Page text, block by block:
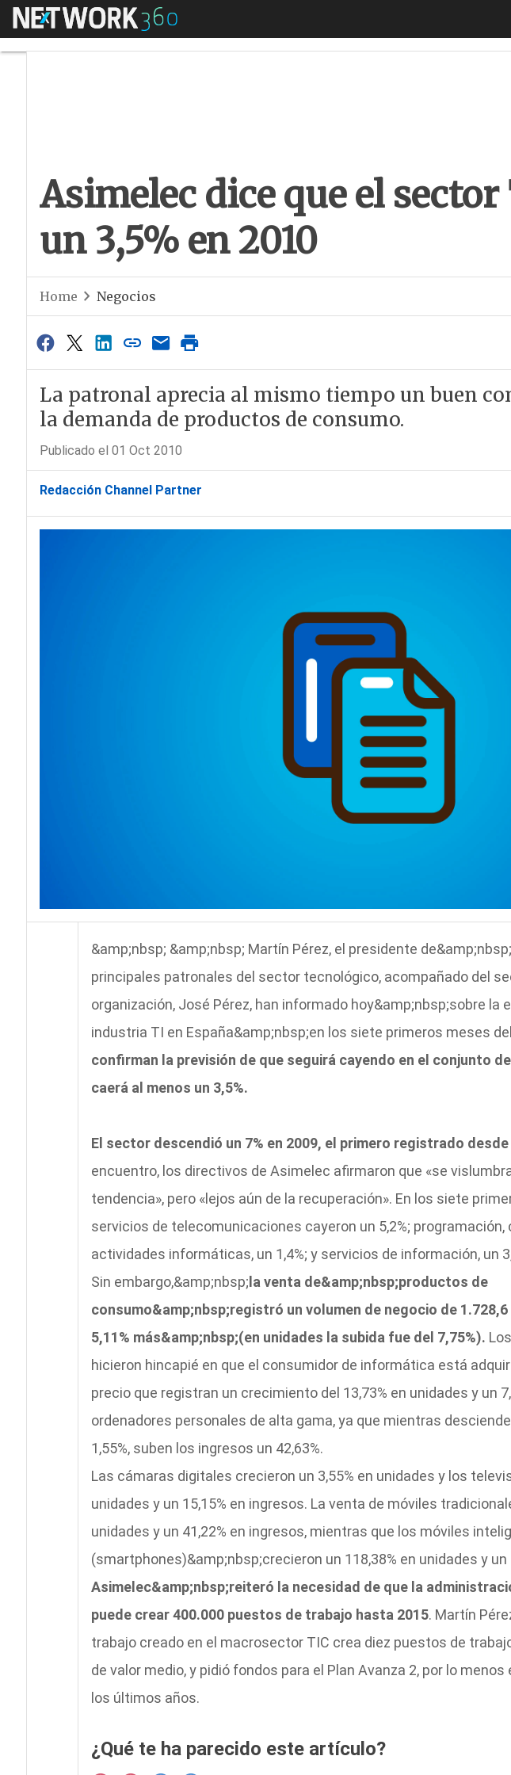
Menú
Asimelec dice que el sector
un 3,5% en 2010
Home Negocios
La patronal aprecia al mismo tiempo un buen
la demanda de productos de consumo.
Publicado el 01 Oct 2010
Redacción Channel Partner
&amp;nbsp; &amp;nbsp; Martín Pérez, el presidente de&amp;nbsp;
principales patronales del sector tecnológico, acompañado del
organización, José Pérez, han informado hoy&amp;nbsp;sobre la
industria TI en España&amp;nbsp;en los siete primeros meses
confirman la previsión de que seguirá cayendo en el conjunto
caerá al menos un 3,5%.
El sector descendió un 7% en 2009, el primero registrado desde
encuentro, los directivos de Asimelec afirmaron que «se
tendencia», pero «lejos aún de la recuperación». En los siete
servicios de telecomunicaciones cayeron un 5,2%;
actividades informáticas, un 1,4%; y servicios de información, un
Sin embargo,&amp;nbsp;la venta de&amp;nbsp;productos de
consumo&amp;nbsp;registró un volumen de negocio de
5,11% más&amp;nbsp;(en unidades la subida fue del 7,75%).
hicieron hincapié en que el consumidor de informática está
precio que registran un crecimiento del 13,73% en unidades y un
ordenadores personales de alta gama, ya que mientras
1,55%, suben los ingresos un 42,63%.
Las cámaras digitales crecieron un 3,55% en unidades y los
unidades y un 15,15% en ingresos. La venta de móviles
unidades y un 41,22% en ingresos, mientras que los móviles
(smartphones)&amp;nbsp;crecieron un 118,38% en unidades y un
Asimelec&amp;nbsp;reiteró la necesidad de que la
puede crear 400.000 puestos de trabajo hasta 2015. Martín
trabajo creado en el macrosector TIC crea diez puestos de
de valor medio, y pidió fondos para el Plan Avanza 2, por lo menos
los últimos años.
¿Qué te ha parecido este artículo?